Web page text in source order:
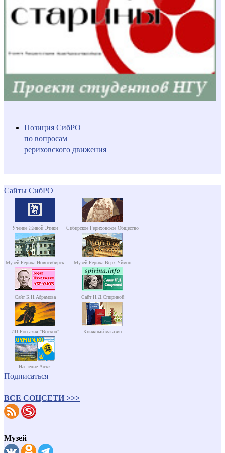
Позиция СибРО
по вопросам
рериховского движения
Сайты СибРО
Учение Живой Этики Сибирское Рериховское Общество
Музей Рериха Новосибирск Музей Рериха Верх-Уймон
Сайт Б.Н.Абрамова Сайт Н.Д.Спириной
ИЦ Россазия "Восход" Книжный магазин
Наследие Алтая
Подписаться
ВСЕ СОЦСЕТИ >>>
Музей